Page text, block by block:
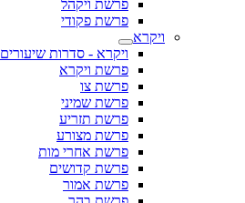
פרשת ויקהל
פרשת פקודי
ויקרא
ויקרא - סדרות שיעורים
פרשת ויקרא
פרשת צו
פרשת שמיני
פרשת תזריע
פרשת מצורע
פרשת אחרי מות
פרשת קדושים
פרשת אמור